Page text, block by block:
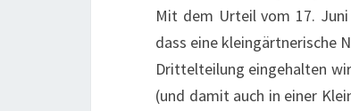
Mit dem Urteil vom 17.
dass eine kleingärtnerische
Drittelteilung eingehalten
(und damit auch in einer